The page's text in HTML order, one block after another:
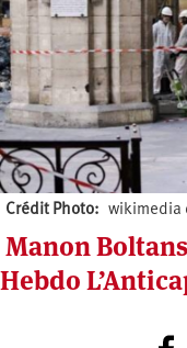
Crédit Photo wikimedia
Manon
Hebdo